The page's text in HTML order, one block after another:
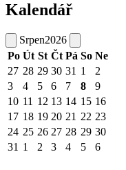
Kalendář
Srpen2026
Po Út St Čt Pá So Ne
27 28 29 30 31 1
2
3
4 5 6 7 8
9
10 11 12 13 14 15 16
17 18 19 20 21 22 23
24 25 26 27 28 29 30
31 1 2 3 4 5 6